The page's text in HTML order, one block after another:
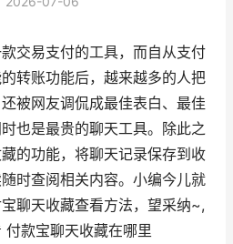
交易支付的工具，而自从支付
转账功能后，越来越多的人把
被网友调侃成最佳表白、最佳
也是最贵的聊天工具。除此之
的功能，将聊天记录保存到收
时查阅相关内容。小编今儿就
聊天收藏查看方法，望采纳~,
款宝聊天收藏在哪里